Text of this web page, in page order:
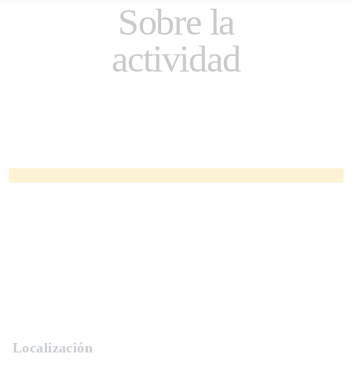
Sobre la
actividad
Localización